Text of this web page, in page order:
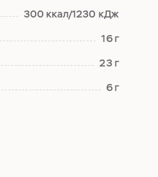
300 ккал/1230 кДж
16 г
23 г
6 г